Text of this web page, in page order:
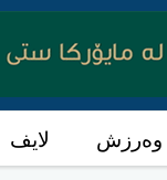
وەرزش لایف